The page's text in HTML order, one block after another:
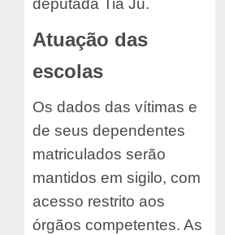
Atuação das
escolas
Os dados das vítimas e
de seus dependentes
matriculados serão
mantidos em sigilo, com
acesso restrito aos
órgãos competentes. As